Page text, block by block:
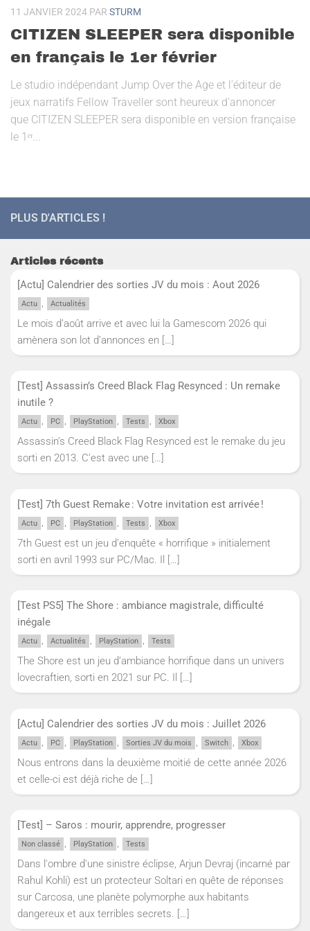
11 JANVIER 2024 PAR STURM
CITIZEN SLEEPER sera disponible
en français le 1er février
Le studio indépendant Jump Over the Age et l’éditeur de
jeux narratifs Fellow Traveller sont heureux d’annoncer
que CITIZEN SLEEPER sera disponible en version française
le 1ᵉʳ...
PLUS D'ARTICLES !
Articles récents
[Actu] Calendrier des sorties JV du mois : Aout 2026
Actu Actualités
Le mois d’août arrive et avec lui la Gamescom 2026 qui
amènera son lot d’annonces en […]
[Test] Assassin’s Creed Black Flag Resynced : Un remake
inutile ?
Actu , PC , PlayStation , Tests , Xbox
Assassin’s Creed Black Flag Resynced est le remake du jeu
sorti en 2013. C’est avec une […]
[Test] 7th Guest Remake : Votre invitation est arrivée !
Actu PC PlayStation Tests Xbox
7th Guest est un jeu d’enquête « horrifique » initialement
sorti en avril 1993 sur PC/Mac. Il […]
[Test PS5] The Shore : ambiance magistrale, difficulté
inégale
Actu , Actualités , PlayStation , Tests
The Shore est un jeu d’ambiance horrifique dans un univers
lovecraftien, sorti en 2021 sur PC. Il […]
[Actu] Calendrier des sorties JV du mois : Juillet 2026
Actu PC PlayStation Sorties JV du mois Switch Xbox
Nous entrons dans la deuxième moitié de cette année 2026
et celle-ci est déjà riche de […]
[Test] – Saros : mourir, apprendre, progresser
Non classé , PlayStation , Tests
Dans l'ombre d'une sinistre éclipse, Arjun Devraj (incarné par
Rahul Kohli) est un protecteur Soltari en quête de réponses
sur Carcosa, une planète polymorphe aux habitants
dangereux et aux terribles secrets. […]